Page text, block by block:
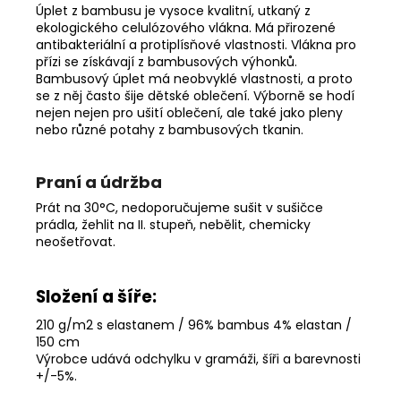
Úplet z bambusu je vysoce kvalitní, utkaný z
ekologického celulózového vlákna. Má přirozené
antibakteriální a protiplísňové vlastnosti. Vlákna pro
přízi se získávají z bambusových výhonků.
Bambusový úplet má neobvyklé vlastnosti, a proto
se z něj často šije dětské oblečení. Výborně se hodí
nejen nejen pro ušití oblečení, ale také jako pleny
nebo různé potahy z bambusových tkanin.
Praní a údržba
Prát na 30°C, nedoporučujeme sušit v sušičce
prádla, žehlit na II. stupeň, nebělit, chemicky
neošetřovat.
Složení a šíře:
210 g/m2 s elastanem / 96% bambus 4% elastan /
150 cm
Výrobce udává odchylku v gramáži, šíři a barevnosti
+/-5%.